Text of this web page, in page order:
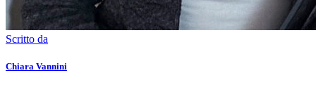
Scritto da
Chiara Vannini